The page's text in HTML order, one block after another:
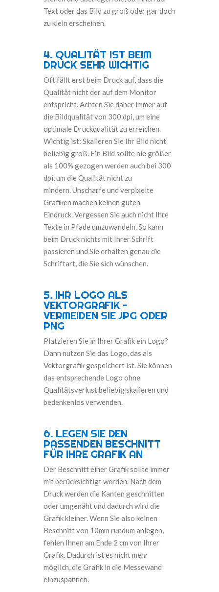
Text oder das Bild zu groß oder gar doch
zu klein erscheinen.
4. QUALITÄT IST BEIM
DRUCK SEHR WICHTIG
Oft fällt erst beim Druck auf, dass die
Qualität nicht der auf dem Monitor
entspricht. Achten Sie daher immer auf
die Bildqualität von 300 dpi, um eine
optimale Druckqualität zu erreichen.
Wichtig ist: Skalieren Sie Ihr Bild nicht
beliebig groß. Ein Bild sollte nie größer
als 100% gezogen werden auch bei 300
dpi, um die Qualität nicht zu
mindern.Unscharfe und verpixelte
Grafiken machen keinen guten
Eindruck.Vergessen Sie auch nicht Ihre
Texte in Pfade umzuwandeln. So kann
beim Druck nichts mit Ihrer Schrift
passieren und Sie erhalten genau die
Schriftart, die Sie sich wünschen.
5. IHR LOGO ALS
VEKTORGRAFIK –
VERMEIDEN SIE JPG ODER
PNG
Platzieren Sie in Ihrer Grafik ein Logo?
Dann nutzen Sie das Logo, das als
Vektorgrafik gespeichert ist. Sie können
das entsprechende Logo ohne
Qualitätsverlust beliebig skalieren und
bedenkenlos verwenden.
6. LEGEN SIE DEN
PASSENDEN BESCHNITT
FÜR IHRE GRAFIK AN
Der Beschnitt einer Grafik sollte immer
mit berücksichtigt werden. Nach dem
Druck werden die Kanten geschnitten
oder umgenäht und dadurch wird die
Grafik kleiner. Wenn Sie also keinen
Beschnitt von 10mm rundum anlegen,
fehlen Ihnen am Ende 2 cm von Ihrer
Grafik. Dadurch ist es nicht mehr
möglich, die Grafik in die Messewand
einzuspannen.